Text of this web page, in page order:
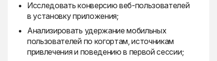
Исследовать конверсию веб-пользователей
в установку приложения;
Анализировать удержание мобильных
пользователей по когортам, источникам
привлечения и поведению в первой сессии;